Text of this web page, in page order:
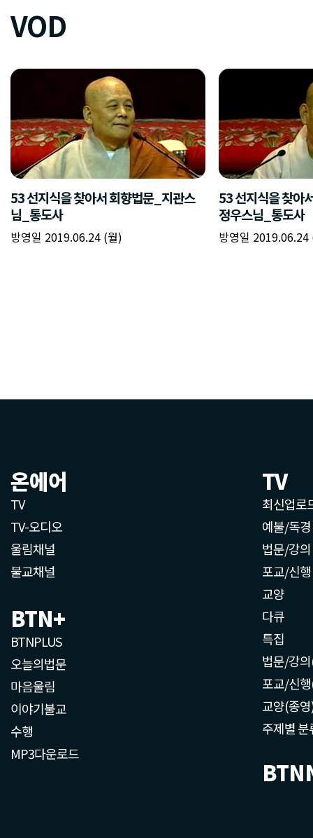
온에어
TV
TV-오디오
울림채널
불교채널
BTN+
BTNPLUS
오늘의법문
마음울림
이야기불교
수행
MP3다운로드
TV
최신업로
예불/독경
법문/강의
포교/신행
교양
다큐
특집
법문/강
포교/신
교양(종
주제별 분